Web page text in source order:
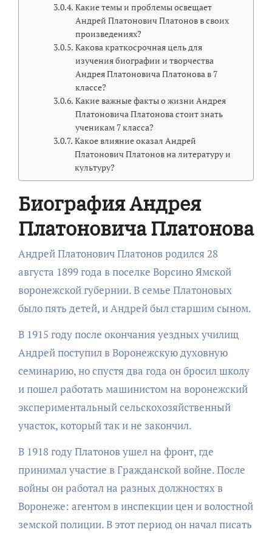
Какие темы и проблемы освещает
Андрей Платонович Платонов в своих
произведениях?
Какова краткосрочная цель для
изучения биографии и творчества
Андрея Платоновича Платонова в 7
классе?
Какие важные факты о жизни Андрея
Платоновича Платонова стоит знать
ученикам 7 класса?
Какое влияние оказал Андрей
Платонович Платонов на литературу и
культуру?
Биография Андрея
Платоновича Платонова
Андрей Платонович Платонов родился 28
августа 1899 года в поселке Ворсино Ямской
воронежской губернии. В семье Платоновых
было пять детей, и Андрей был старшим сыном.
В 1915 году после окончания уездных училищ
Андрей поступил в Воронежскую духовную
семинарию, но спустя два года он бросил школу
и пошел работать машинистом на воронежский
экспериментальный сельскохозяйственный
участок, который так и не закончил.
В 1918 году Платонов ушел на фронт, где
принимал участие в Гражданской войне. После
войны он работал на разных должностях в
Воронеже: агентом в инспекции цен и волостной
земской полиции. В этот период он начал писать